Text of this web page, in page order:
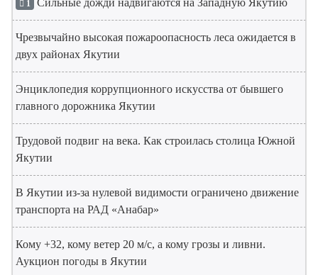
1 Сильные дожди надвигаются на Западную Якутию
Чрезвычайно высокая пожароопасность леса ожидается в
двух районах Якутии
Энциклопедия коррупционного искусства от бывшего
главного дорожника Якутии
Трудовой подвиг на века. Как строилась столица Южной
Якутии
В Якутии из-за нулевой видимости ограничено движение
транспорта на РАД «Анабар»
Кому +32, кому ветер 20 м/с, а кому грозы и ливни.
Аукцион погоды в Якутии